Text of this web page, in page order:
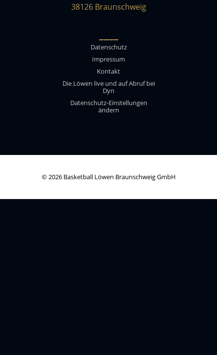
38126 Braunschweig
____
Datenschutz
Impressum
Kontakt
Die Löwen live und auf Abruf bei
Dyn
Datenschutz-Einstellungen
ändern
© 2026 Basketball Löwen Braunschweig GmbH